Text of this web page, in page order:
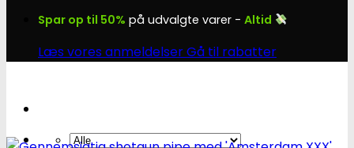
Spar op til 50% på udvalgte varer - Altid
Læs vores anmeldelserGå til rabatter